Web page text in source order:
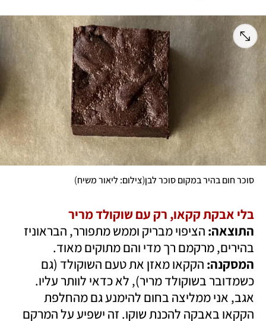
סוכר חום בהיר במקום סוכר לבן(צילום: ליאור משיח)
בלי אבקת קקאו, רק עם שוקולד מריר
התוצאה:
בהירים, מרקמם רך מדי והם מתוקים מאוד.
המסקנה: